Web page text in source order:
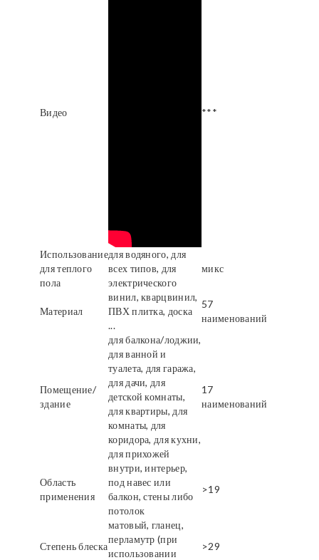
Видео ***
Использование
для теплого
пола
для водяного, для
всех типов, для
электрического
микс
Материал
винил, кварцвинил,
ПВХ плитка, доска
...
57
наименований
Помещение/
здание
для балкона/лоджии,
для ванной и
туалета, для гаража,
для дачи, для
детской комнаты,
для квартиры, для
комнаты, для
коридора, для кухни,
для прихожей
17
наименований
Область
применения
внутри, интерьер,
под навес или
балкон, стены либо
потолок
>19
Степень блеска
матовый, гланец,
перламутр (при
использовании
>29